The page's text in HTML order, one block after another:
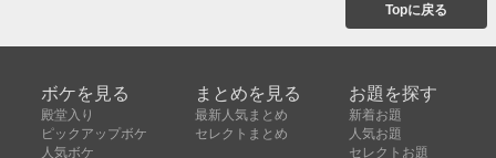
Topに戻る
ボケを見る
殿堂入り
ピックアップボケ
人気ボケ
まとめを見る
最新人気まとめ
セレクトまとめ
お題を探す
新着お題
人気お題
セレクトお題